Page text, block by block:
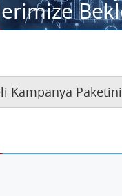
Kampanya Paketini